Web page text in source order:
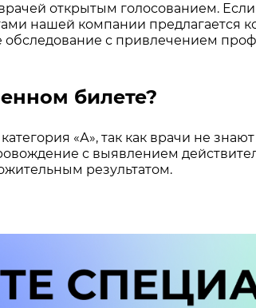
открытым голосованием.
нашей компании предлагается
с привлечением
билете?
«А», так как врачи не
с выявлением
результатом.